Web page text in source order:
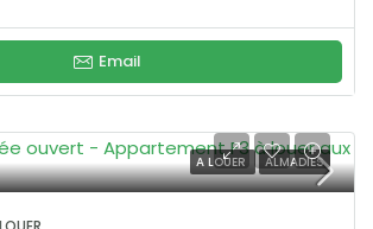
Email
A LOUER ALMADIES